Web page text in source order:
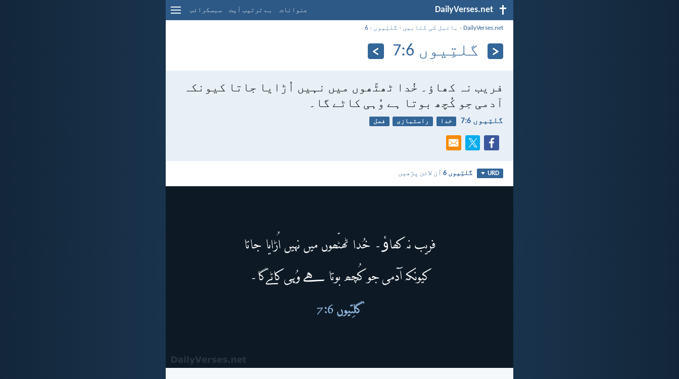
DailyVerses.net عنوانات بے ترتیب آیت سبسکرائب
DailyVerses.net
› بائبل کی کتابیں › گلتِیوں ›
6
گلتِیوں 6:‏7
فریب نہ کھاؤ۔ خُدا ٹھٹّھوں میں نہیں اُڑایا جاتا کیونکہ
آدمی جو کُچھ بوتا ہے وُہی کاٹے گا۔
گلتِیوں 6:‏7 خدا راستبازی فصل
URD گلتِیوں 6 آن لائن پڑھیں